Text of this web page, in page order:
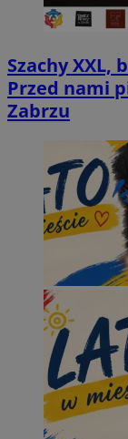
Szachy XXL,
Przed nami
Zabrzu